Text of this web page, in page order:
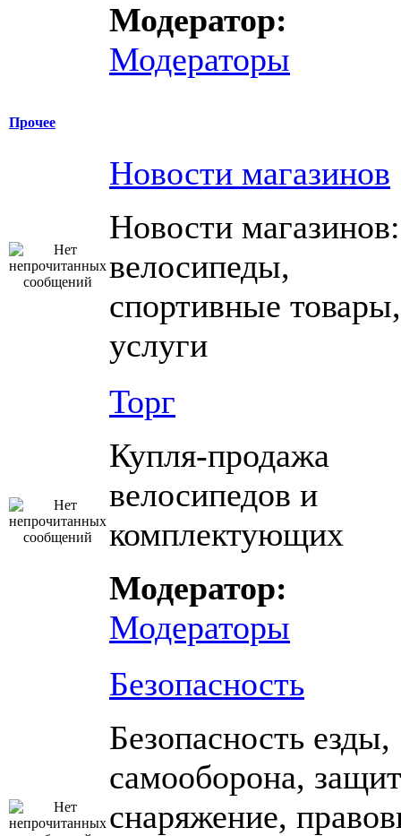
Модератор:
Модераторы
Прочее
Новости магазинов
Новости магазинов:
велосипеды,
спортивные товары,
услуги
Торг
Купля-продажа
велосипедов и
комплектующих
Модератор:
Модераторы
Безопасность
Безопасность езды,
самооборона,
снаряжение,